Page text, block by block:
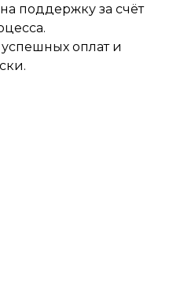
поддержку за счёт
оплат и